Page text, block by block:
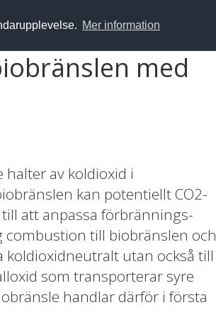
Mer information
med
halter av koldioxid i
kan potentiellt CO2-
att anpassa förbrännings-
till biobränslen och
utan också till
som transporterar syre
handlar därför i första